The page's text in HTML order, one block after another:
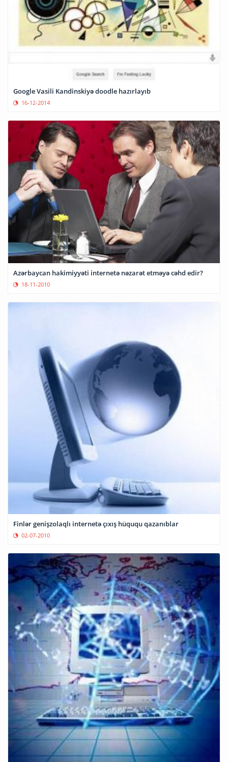
Google Vasili Kandinskiyə doodle hazırlayıb
16-12-2014
Azərbaycan hakimiyyəti internetə nəzarət etməyə cəhd edir?
18-11-2010
Finlər genişzolaqlı internetə çıxış hüququ qazanıblar
02-07-2010